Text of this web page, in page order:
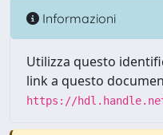
Informazioni
Utilizza questo
link a questo
https://